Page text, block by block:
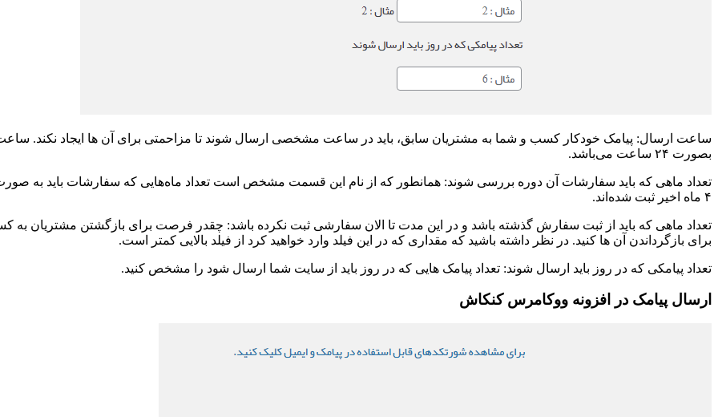
ساعت ارسال: پیامک خودکار کسب و شما به مشتریان سابق، باید در ساعت مشخصی ارسال شوند تا مزاحمتی برای آن ها ایجاد نکند.
بصورت ۲۴ ساعت می‌باشد.
تعداد ماهی که باید سفارشات آن دوره بررسی شوند: همانطور که از نام این قسمت مشخص است تعداد ماه‌هایی که سفارشات باید به
۴ ماه اخیر ثبت شده‌اند.
تعداد ماهی که باید از ثبت سفارش گذشته باشد و در این مدت تا الان سفارشی ثبت نکرده باشد: چقدر فرصت برای بازگشتن مشتریان به
برای بازگرداندن آن ها کنید. در نظر داشته باشید که مقداری که در این فیلد وارد خواهید کرد از فیلد بالایی کمتر است.
تعداد پیامکی که در روز باید ارسال شوند: تعداد پیامک هایی که در روز باید از سایت شما ارسال شود را مشخص کنید.
ارسال پیامک در افزونه ووکامرس کنکاش